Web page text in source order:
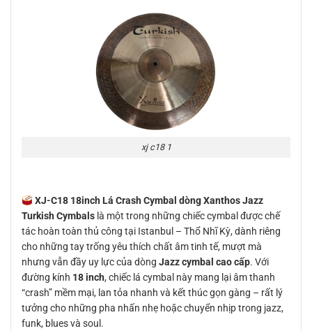
xj c18 1
XJ-C18 18inch Lá Crash Cymbal dòng Xanthos Jazz
Turkish Cymbals là một trong những chiếc cymbal được chế
tác hoàn toàn thủ công tại Istanbul – Thổ Nhĩ Kỳ, dành riêng
cho những tay trống yêu thích chất âm tinh tế, mượt mà
nhưng vẫn đầy uy lực của dòng Jazz cymbal cao cấp. Với
đường kính 18 inch, chiếc lá cymbal này mang lại âm thanh
“crash” mềm mại, lan tỏa nhanh và kết thúc gọn gàng – rất lý
tưởng cho những pha nhấn nhẹ hoặc chuyển nhịp trong jazz,
funk, blues và soul.